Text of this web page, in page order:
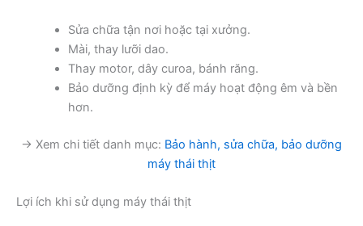
Sửa chữa tận nơi hoặc tại xưởng.
Mài, thay lưỡi dao.
Thay motor, dây curoa, bánh răng.
Bảo dưỡng định kỳ để máy hoạt động êm và bền
hơn.
→ Xem chi tiết danh mục: Bảo hành, sửa chữa, bảo dưỡng
máy thái thịt
Lợi ích khi sử dụng máy thái thịt